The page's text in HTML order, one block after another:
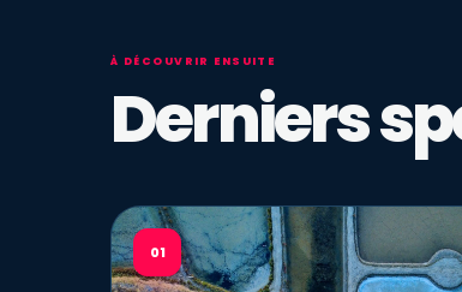
À DÉCOUVRIR ENSUITE
Derniers
01